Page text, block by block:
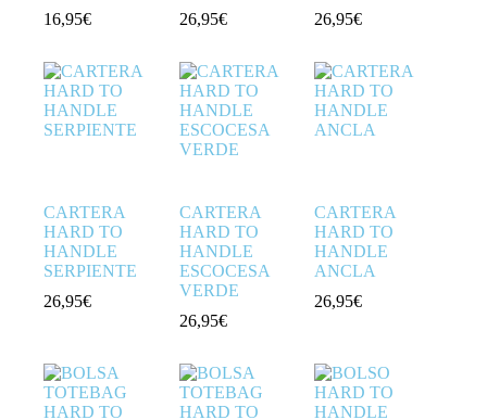
16,95€
26,95€
26,95€
CARTERA
HARD TO
HANDLE
SERPIENTE
26,95€
CARTERA
HARD TO
HANDLE
ESCOCESA
VERDE
26,95€
CARTERA
HARD TO
HANDLE
ANCLA
26,95€